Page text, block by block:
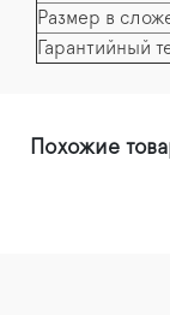
Размер в
Гарантийный
Похожие